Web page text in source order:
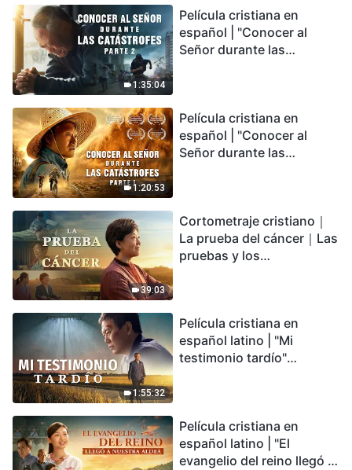
1:35:04
Película cristiana en
español | "Conocer al
Señor durante las
podemos sobrevivir?
1:20:53
Película cristiana en
español | "Conocer al
Señor durante las
encontrarás refugio?
39:03
Cortometraje cristiano｜
La prueba del cáncer｜Las
pruebas y los
1:55:32
Película cristiana en
español latino | "Mi
testimonio tardío"
conmovedor
Película cristiana en
español latino | "El
evangelio del reino llegó a